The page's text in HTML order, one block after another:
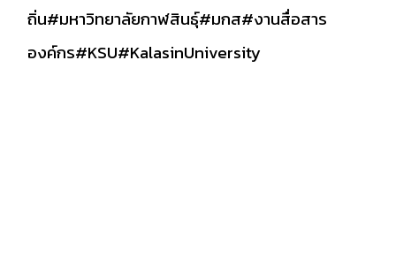
ถิ่น#มหาวิทยาลัยกาฬสินธุ์#มกส#งานสื่อสาร
องค์กร#KSU#KalasinUniversity